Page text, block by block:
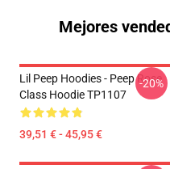
Mejores
Lil Peep Hoodies - Peep Rose
Class Hoodie TP1107
39,51 € - 45,95 €
-20%